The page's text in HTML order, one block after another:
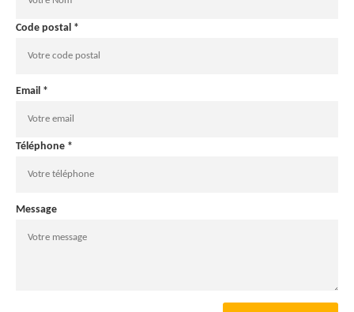
Code postal *
Email *
Téléphone *
Message